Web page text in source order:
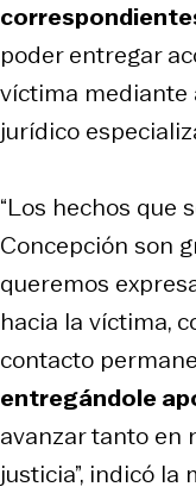
poder entregar
víctima mediante
jurídico
“Los hechos que
Concepción son
queremos
hacia la víctima,
contacto
entregándole
avanzar tanto en
justicia”, indicó